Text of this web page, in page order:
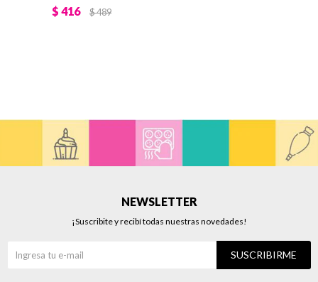
$ 416 $489
NEWSLETTER
¡Suscribite y recibí todas nuestras novedades!
SUSCRIBIRME